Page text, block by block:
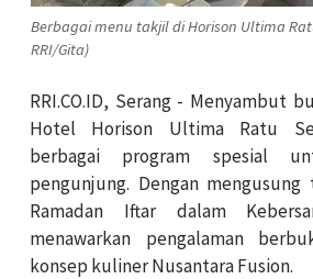
Berbagai menu takjil di Horison Ultima
RRI/Gita)
RRI.CO.ID, Serang - Menyambut
Hotel Horison Ultima Ratu
berbagai program spesial
pengunjung. Dengan
Ramadan Iftar dalam
menawarkan pengalaman
konsep kuliner Nusantara Fusion.